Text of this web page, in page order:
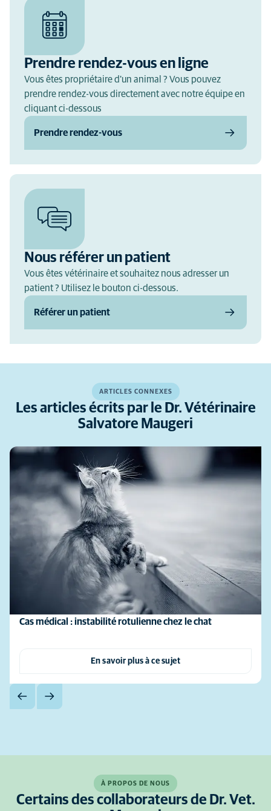
Prendre rendez-vous en ligne
Vous êtes propriétaire d'un animal ? Vous pouvez
prendre rendez-vous directement avec notre équipe en
cliquant ci-dessous
Prendre rendez-vous
Nous référer un patient
Vous êtes vétérinaire et souhaitez nous adresser un
patient ? Utilisez le bouton ci-dessous.
Référer un patient
ARTICLES CONNEXES
Les articles écrits par le Dr. Vétérinaire
Salvatore Maugeri
Cas médical : instabilité rotulienne chez le chat
En savoir plus à ce sujet
À PROPOS DE NOUS
Certains des collaborateurs de Dr. Vet.